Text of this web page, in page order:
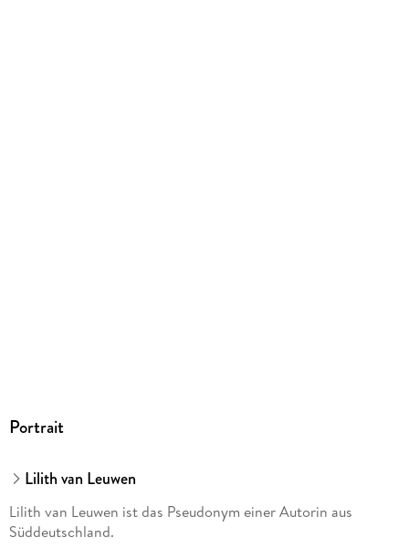
Portrait
Lilith van Leuwen
Lilith van Leuwen ist das Pseudonym einer Autorin aus
Süddeutschland.